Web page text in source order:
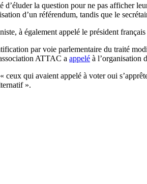
d’éluder la question pour ne pas afficher
d’un référendum, tandis que le
à également appelé le président
par voie parlementaire du traité
ATTAC a appelé à l’organisation
qui avaient appelé à voter oui
».